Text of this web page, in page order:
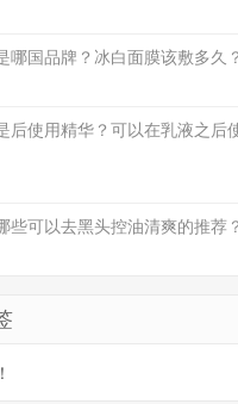
哪国品牌？冰白面膜该敷多久？
后使用精华？可以在乳液之后
些可以去黑头控油清爽的推荐？